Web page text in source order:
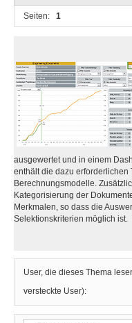
Seiten: 1
ausgewertet und in einem
enthält die dazu
Berechnungsmodelle.
Kategorisierung der
Merkmalen, so dass die
Selektionskriterien möglich ist.
User, die dieses Thema
versteckte User):